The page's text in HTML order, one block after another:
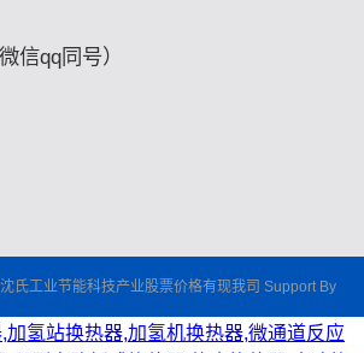
信qq同号）
氏工业节能科技产业股票价格有现我司 Support By
氢站换热器,加氢机换热器,微通道反应